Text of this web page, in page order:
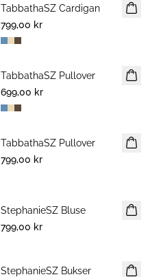
NYHET
TabbathaSZ Cardigan
799,00 kr
NYHET
TabbathaSZ Pullover
699,00 kr
NYHET
TabbathaSZ Pullover
799,00 kr
NYHET
StephanieSZ Bluse
799,00 kr
NYHET
StephanieSZ Bukser